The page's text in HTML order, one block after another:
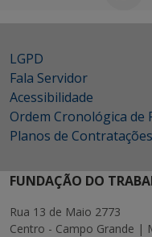
LGPD
Fala Servidor
Acessibilidade
Ordem Cronológica de
Planos de
FUNDAÇÃO DO
Rua 13 de Maio 2773
Centro - Campo Grande |